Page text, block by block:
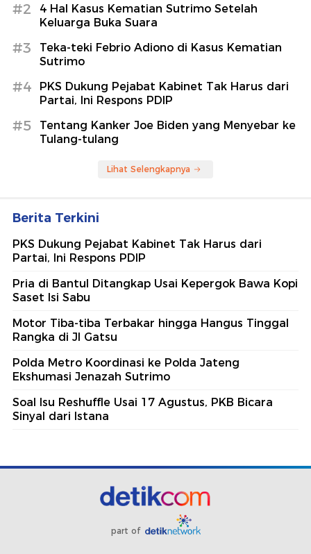
#2
4 Hal Kasus Kematian Sutrimo Setelah
Keluarga Buka Suara
#3
Teka-teki Febrio Adiono di Kasus Kematian
Sutrimo
#4
PKS Dukung Pejabat Kabinet Tak Harus dari
Partai, Ini Respons PDIP
#5
Tentang Kanker Joe Biden yang Menyebar ke
Tulang-tulang
Lihat Selengkapnya
Berita Terkini
PKS Dukung Pejabat Kabinet Tak Harus dari
Partai, Ini Respons PDIP
Pria di Bantul Ditangkap Usai Kepergok Bawa Kopi
Saset Isi Sabu
Motor Tiba-tiba Terbakar hingga Hangus Tinggal
Rangka di Jl Gatsu
Polda Metro Koordinasi ke Polda Jateng
Ekshumasi Jenazah Sutrimo
Soal Isu Reshuffle Usai 17 Agustus, PKB Bicara
Sinyal dari Istana
part of